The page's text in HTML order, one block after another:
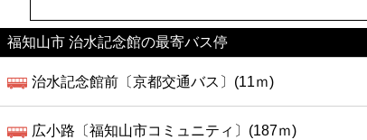
福知山市 治水記念館の最寄バス停
治水記念館前〔京都交通バス〕(11ｍ)
広小路〔福知山市コミュニティ〕(187ｍ)